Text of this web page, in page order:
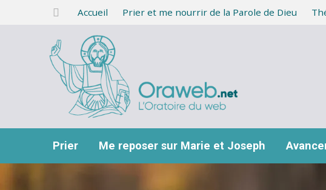
Accueil Prier et me nourrir de la Parole de Dieu
Prier Me reposer sur Marie et Joseph